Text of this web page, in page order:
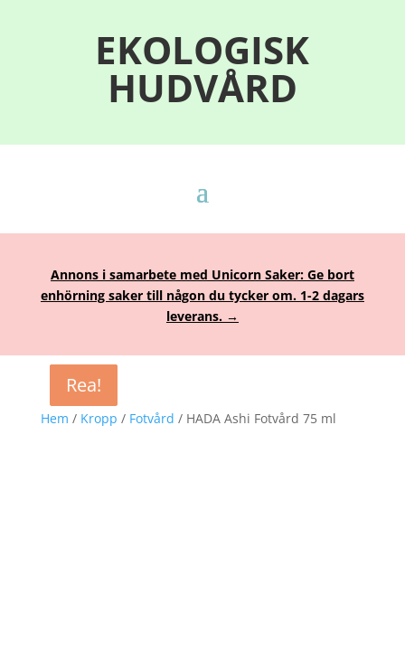
EKOLOGISK
HUDVÅRD
Annons i samarbete med Unicorn Saker: Ge bort
enhörning saker till någon du tycker om. 1-2 dagars
leverans. →
Hem / Kropp / Fotvård / HADA Ashi Fotvård 75 ml
Rea!
Rea!
Rea!